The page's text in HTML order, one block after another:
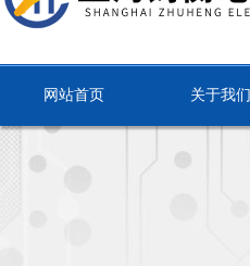
网站首页 关于我们